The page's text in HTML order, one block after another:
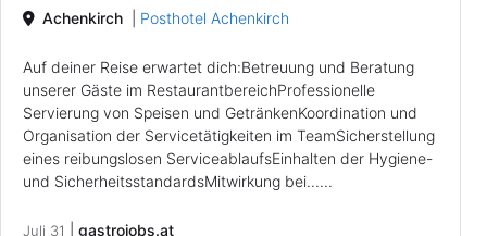
Achenkirch Posthotel Achenkirch
Auf deiner Reise erwartet dich:Betreuung und Beratung
unserer Gäste im RestaurantbereichProfessionelle
Servierung von Speisen und GetränkenKoordination und
Organisation der Servicetätigkeiten im TeamSicherstellung
eines reibungslosen ServiceablaufsEinhalten der Hygiene-
und SicherheitsstandardsMitwirkung bei......
Juli 31 gastrojobs.at